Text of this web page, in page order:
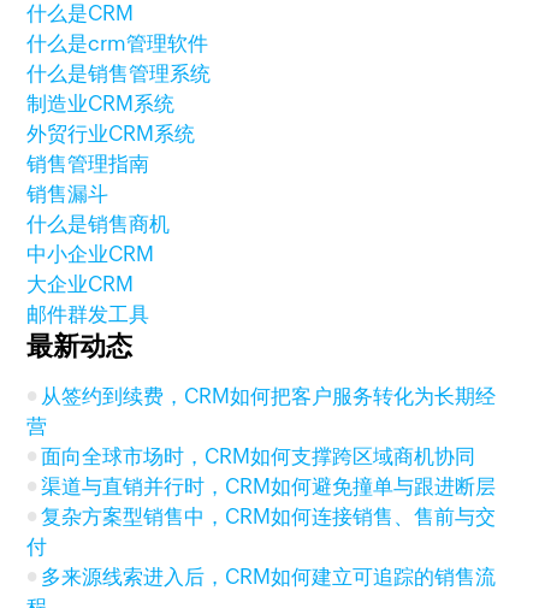
什么是CRM
什么是crm管理软件
什么是销售管理系统
制造业CRM系统
外贸行业CRM系统
销售管理指南
销售漏斗
什么是销售商机
中小企业CRM
大企业CRM
邮件群发工具
最新动态
从签约到续费，CRM如何把客户服务转化为长期经
营
面向全球市场时，CRM如何支撑跨区域商机协同
渠道与直销并行时，CRM如何避免撞单与跟进断层
复杂方案型销售中，CRM如何连接销售、售前与交
付
多来源线索进入后，CRM如何建立可追踪的销售流